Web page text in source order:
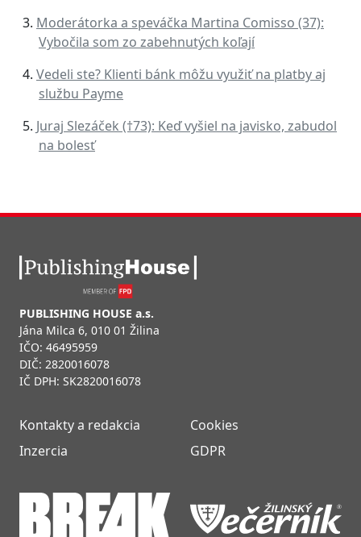
Moderátorka a speváčka Martina Comisso (37):
Vybočila som zo zabehnutých koľají
Vedeli ste? Klienti bánk môžu využiť na platby aj
službu Payme
Juraj Slezáček (†73): Keď vyšiel na javisko, zabudol
na bolesť
PUBLISHING HOUSE a.s.
Jána Milca 6, 010 01 Žilina
IČO: 46495959
DIČ: 2820016078
IČ DPH: SK2820016078
Kontakty a redakcia
Inzercia
Cookies
GDPR